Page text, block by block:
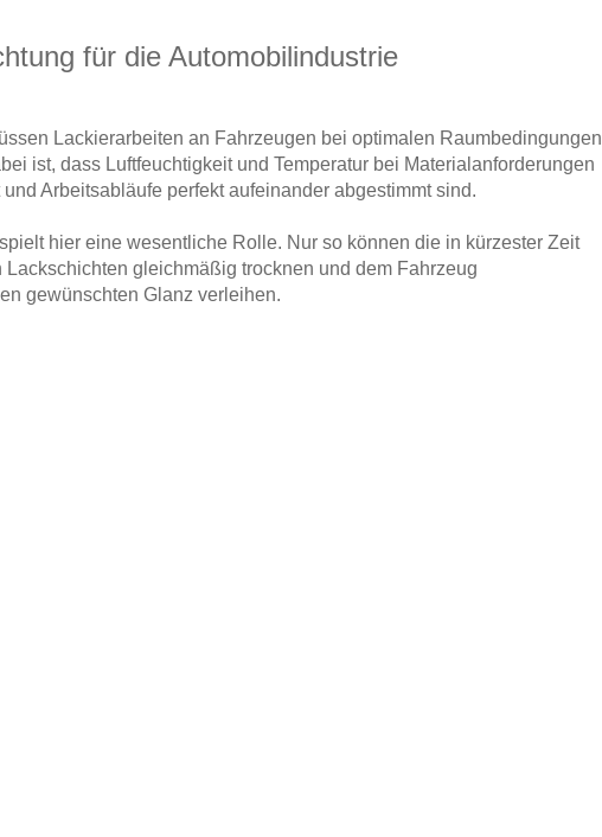
für die Automobilindustrie
Lackierarbeiten an Fahrzeugen bei optimalen Raumbedingungen
ist, dass Luftfeuchtigkeit und Temperatur bei Materialanforderungen
Arbeitsabläufe perfekt aufeinander abgestimmt sind.
hier eine wesentliche Rolle. Nur so können die in kürzester Zeit
gleichmäßig trocknen und dem Fahrzeug
gewünschten Glanz verleihen.